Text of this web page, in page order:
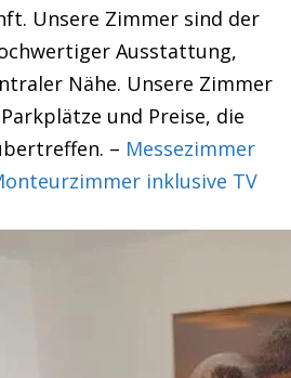
Unsere Zimmer sind der
Ausstattung,
Nähe. Unsere Zimmer
und Preise, die
– Messezimmer
inklusive TV